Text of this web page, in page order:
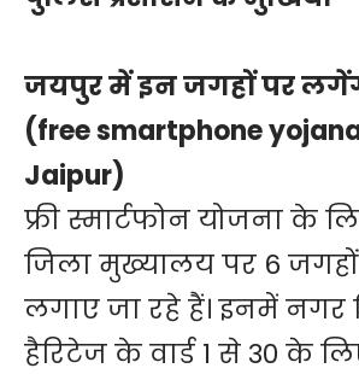
जयपुर में इन जगहों पर
(free smartphone
Jaipur)
फ्री स्मार्टफोन योजना के
जिला मुख्यालय पर 6 जगहों
लगाए जा रहे हैं। इनमें नगर
हैरिटेज के वार्ड 1 से 30 के